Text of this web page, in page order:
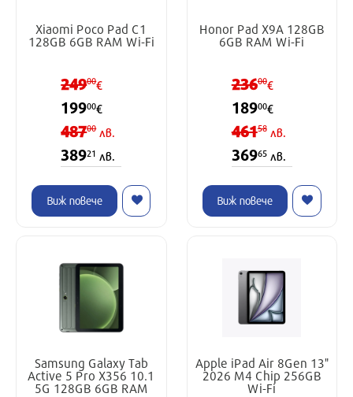
Xiaomi Poco Pad C1
128GB 6GB RAM Wi-Fi
24900€
19900€
48700лв.
38921 лв.
Виж повече
Honor Pad X9A 128GB
6GB RAM Wi-Fi
23600€
18900€
46158лв.
36965лв.
Виж повече
Samsung Galaxy Tab
Active 5 Pro X356 10.1
5G 128GB 6GB RAM
Apple iPad Air 8Gen 13"
2026 M4 Chip 256GB
Wi-Fi